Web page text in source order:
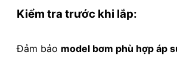
Kiểm tra trước khi lắp:
Đảm bảo model bơm phù hợp áp